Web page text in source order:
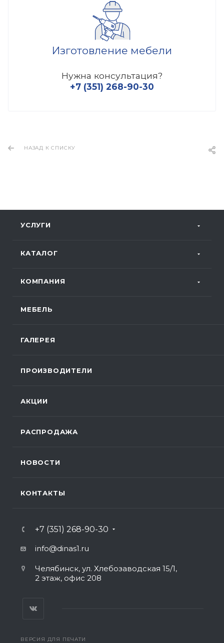
Изготовление мебели
Нужна консультация?
+7 (351) 268-90-30
НАЗАД К СПИСКУ
УСЛУГИ
КАТАЛОГ
КОМПАНИЯ
МЕБЕЛЬ
ГАЛЕРЕЯ
ПРОИЗВОДИТЕЛИ
АКЦИИ
РАСПРОДАЖА
НОВОСТИ
КОНТАКТЫ
+7 (351) 268-90-30
info@dinas1.ru
Челябинск, ул. Хлебозаводская 15/1,
2 этаж, офис 208
ВЕРСИЯ ДЛЯ ПЕЧАТИ